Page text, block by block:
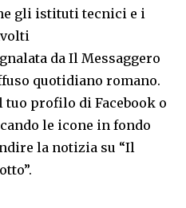
gli istituti tecnici e i
da Il Messaggero
quotidiano romano.
tuo profilo di Facebook o
le icone in fondo
la notizia su “Il